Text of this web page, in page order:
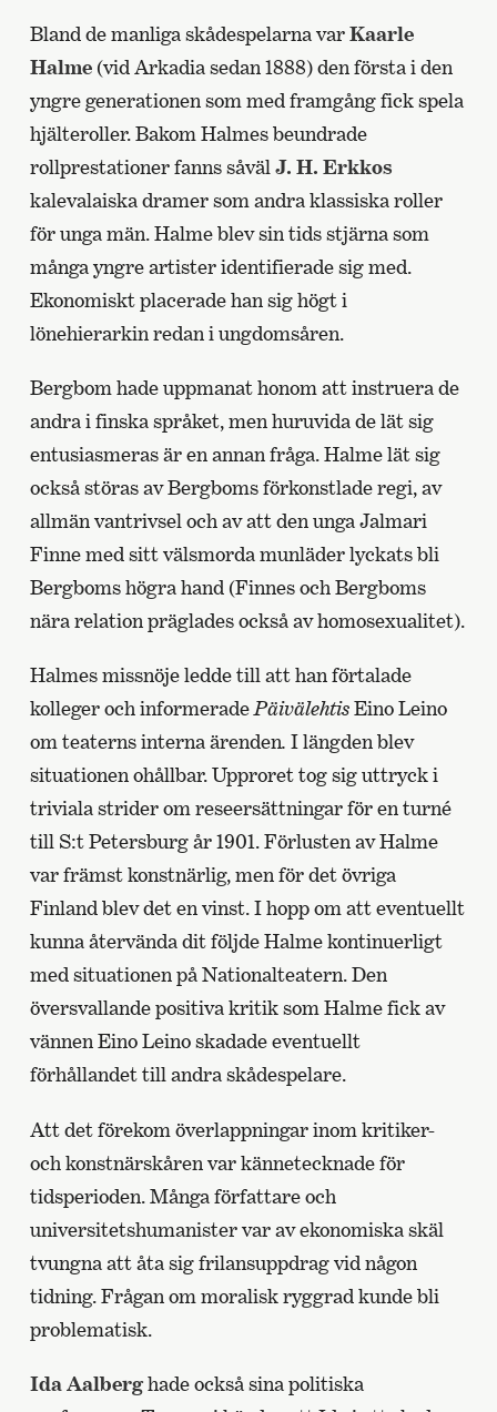
Bland de manliga skådespelarna varKaarle
Halme(vid Arkadia sedan 1888) den första i den
yngre generationen som med framgång fick spela
hjälteroller. Bakom Halmes beundrade
rollprestationer fanns såväl J. H. Erkkos
kalevalaiska dramer som andra klassiska roller
för unga män. Halme blev sin tids stjärna som
många yngre artister identifierade sig med.
Ekonomiskt placerade han sig högt i
lönehierarkin redan i ungdomsåren.
Bergbom hade uppmanat honom att instruera de
andra i finska språket, men huruvida de lät sig
entusiasmeras är en annan fråga. Halme lät sig
också störas av Bergboms förkonstlade regi, av
allmän vantrivsel och av att den unga Jalmari
Finne med sitt välsmorda munläder lyckats bli
Bergboms högra hand (Finnes och Bergboms
nära relation präglades också av homosexualitet).
Halmes missnöje ledde till att han förtalade
kolleger och informeradePäivälehtisEino Leino
om teaterns interna ärenden. I längden blev
situationen ohållbar. Upproret tog sig uttryck i
triviala strider om reseersättningar för en turné
till S:t Petersburg år 1901. Förlusten av Halme
var främst konstnärlig, men för det övriga
Finland blev det en vinst. I hopp om att eventuellt
kunna återvända dit följde Halme kontinuerligt
med situationen på Nationalteatern. Den
översvallande positiva kritik som Halme fick av
vännen Eino Leino skadade eventuellt
förhållandet till andra skådespelare.
Att det förekom överlappningar inom kritiker-
och konstnärskåren var kännetecknade för
tidsperioden. Många författare och
universitetshumanister var av ekonomiska skäl
tvungna att åta sig frilansuppdrag vid någon
tidning. Frågan om moralisk ryggrad kunde bli
problematisk.
Ida Aalberghade också sina politiska